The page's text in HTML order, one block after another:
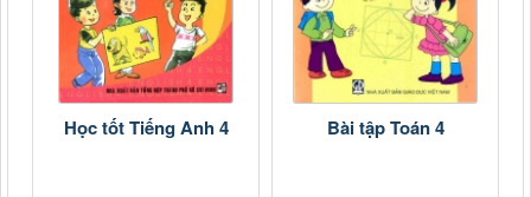
Học tốt Tiếng Anh 4 Bài tập Toán 4